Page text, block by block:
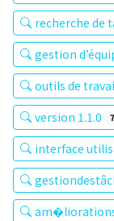
recherche de
gestion
outils de
version 1.1.0
interface